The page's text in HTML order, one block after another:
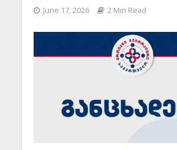
June 17, 2026 2 Min Read